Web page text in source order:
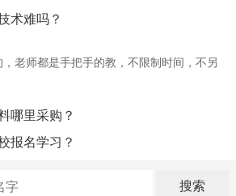
术难吗？
老师都是手把手的教，不限制时间，不另
哪里采购？
报名学习？
搜索